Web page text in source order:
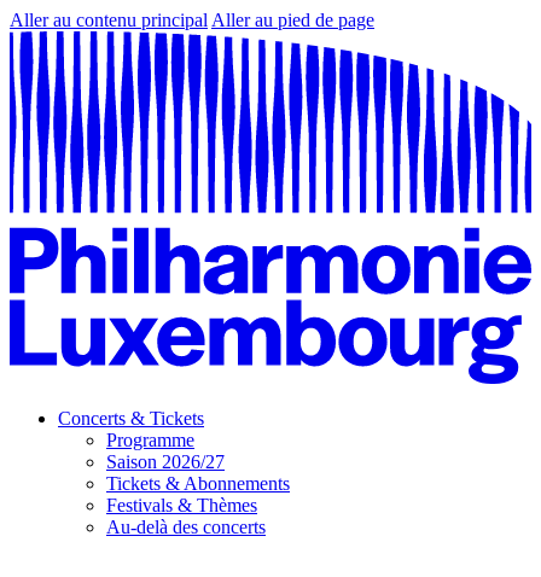
Aller au contenu principal Aller au pied de page
Concerts & Tickets
Programme
Saison 2026/27
Tickets & Abonnements
Festivals & Thèmes
Au-delà des concerts